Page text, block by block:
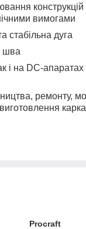
конструкцій
вимогами
стабільна дуга
шва
і на DC-апаратах
ремонту,
Procraft